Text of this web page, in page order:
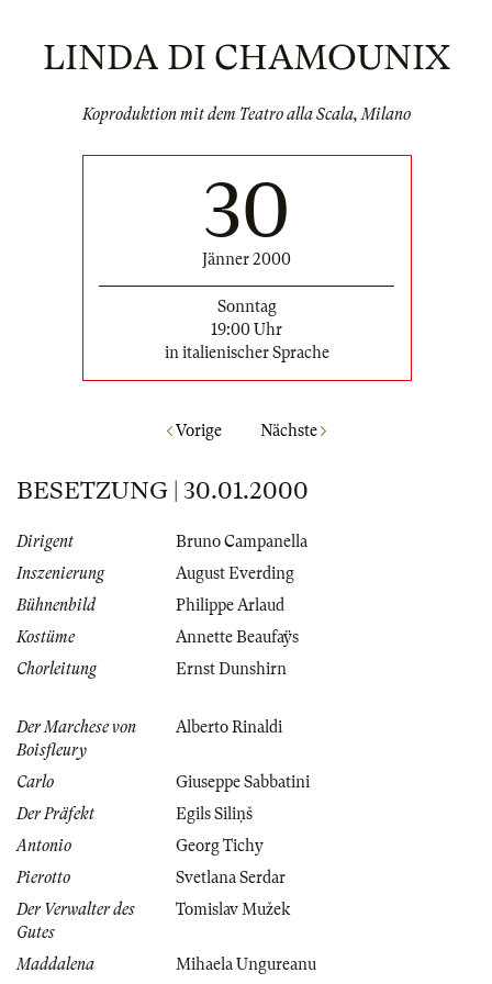
LINDA DI CHAMOUNIX
Koproduktion mit dem Teatro alla Scala, Milano
30
Jänner 2000
Sonntag
19:00 Uhr
in italienischer Sprache
Vorige Nächste
BESETZUNG | 30.01.2000
Dirigent
Bruno Campanella
Inszenierung
August Everding
Bühnenbild
Philippe Arlaud
Kostüme
Annette Beaufaÿs
Chorleitung
Ernst Dunshirn
Der Marchese von
Boisfleury
Alberto Rinaldi
Carlo
Giuseppe Sabbatini
Der Präfekt
Egils Siliņš
Antonio
Georg Tichy
Pierotto
Svetlana Serdar
Der Verwalter des
Gutes
Tomislav Mužek
Maddalena Mihaela Ungureanu